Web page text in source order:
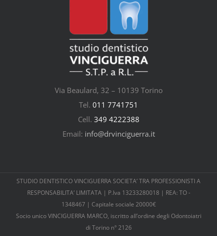
Via Beaulard, 32 – 10139 Torino
Tel. 011 7741751
Cell. 349 4222388
Email: info@drvinciguerra.it
STUDIO DENTISTICO VINCIGUERRA SOCIETA’ TRA PROFESSIONISTI A
RESPONSABILITA’ LIMITATA | P.Iva 13233280018 | REA: TO -
1348467 | Capitale sociale 20000€
Socio unico VINCIGUERRA MARCO, iscritto all’ordine degli Odontoiatri
di Torino n° 2126